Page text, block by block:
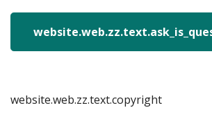
website.web.zz.text.copyright